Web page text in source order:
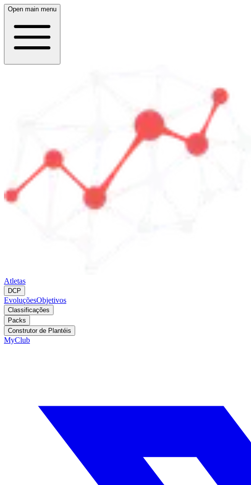
Open main menu
Atletas
DCP
EvoluçõesObjetivos
Classificações
Packs
Construtor de Plantéis
MyClub